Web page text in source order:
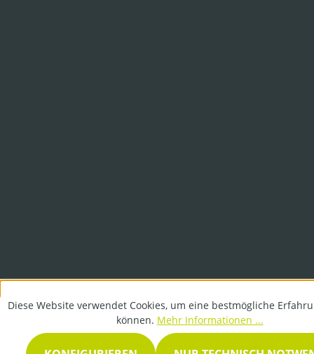
Diese Website verwendet Cookies, um eine bestmögliche
können. Mehr Informationen ...